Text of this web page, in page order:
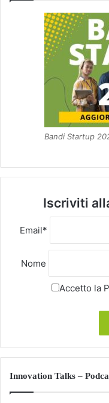
Bandi Startup
Iscriviti
Email*
Nome
Accetto la
Innovation Talks –